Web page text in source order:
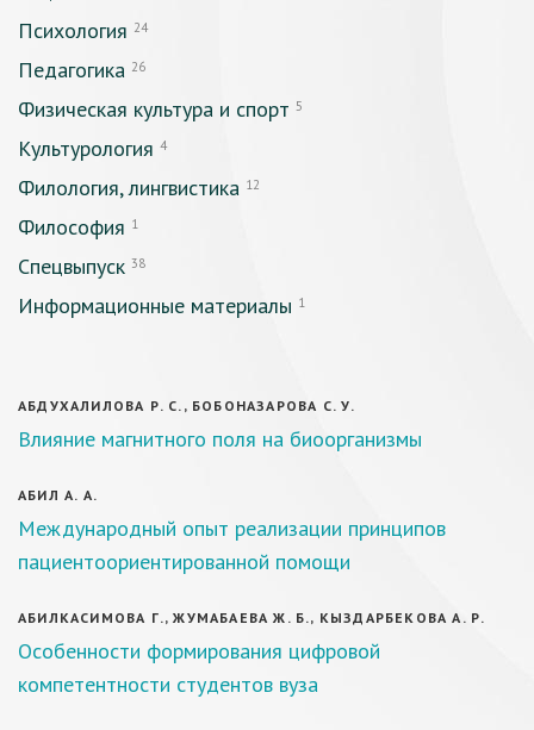
Психология 24
Педагогика 26
Физическая культура и спорт 5
Культурология 4
Филология, лингвистика 12
Философия 1
Спецвыпуск 38
Информационные материалы 1
АБДУХАЛИЛОВА Р. С., БОБОНАЗАРОВА С. У.
Влияние магнитного поля на биоорганизмы
АБИЛ А. А.
Международный опыт реализации принципов
пациентоориентированной помощи
АБИЛКАСИМОВА Г., ЖУМАБАЕВА Ж. Б., КЫЗДАРБЕКОВА А. Р.
Особенности формирования цифровой
компетентности студентов вуза